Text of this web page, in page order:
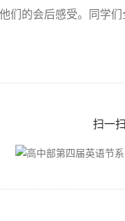
们的会后感受。同学
扫一